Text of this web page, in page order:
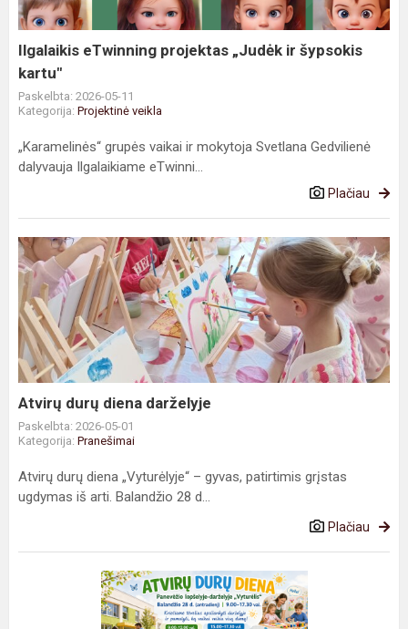
kartu"
Ilgalaikis eTwinning projektas „Judėk ir šypsokis
kartu"
Paskelbta: 2026-05-11
Kategorija: Projektinė veikla
„Karamelinės“ grupės vaikai ir mokytoja Svetlana Gedvilienė
dalyvauja Ilgalaikiame eTwinni...
Plačiau
Atvirų
durų
diena
darželyje
Atvirų durų diena darželyje
Paskelbta: 2026-05-01
Kategorija: Pranešimai
Atvirų durų diena „Vyturėlyje“ – gyvas, patirtimis grįstas
ugdymas iš arti. Balandžio 28 d...
Plačiau